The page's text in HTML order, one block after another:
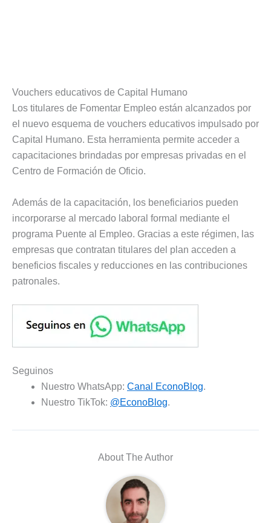
Vouchers educativos de Capital Humano
Los titulares de Fomentar Empleo están alcanzados por
el nuevo esquema de vouchers educativos impulsado por
Capital Humano. Esta herramienta permite acceder a
capacitaciones brindadas por empresas privadas en el
Centro de Formación de Oficio.
Además de la capacitación, los beneficiarios pueden
incorporarse al mercado laboral formal mediante el
programa Puente al Empleo. Gracias a este régimen, las
empresas que contratan titulares del plan acceden a
beneficios fiscales y reducciones en las contribuciones
patronales.
Seguinos
Nuestro WhatsApp: Canal EconoBlog.
Nuestro TikTok: @EconoBlog.
About The Author